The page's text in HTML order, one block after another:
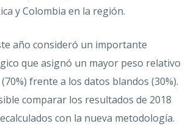
y Colombia en la región.
año consideró un importante
que asignó un mayor peso relativo
frente a los datos blandos (30%).
comparar los resultados de 2018
con la nueva metodología.